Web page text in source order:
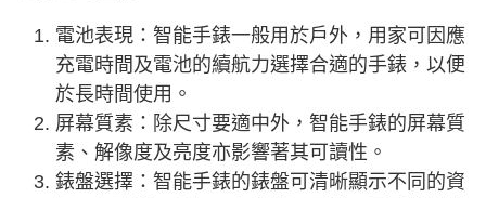
電池表現：智能手錶一般用於戶外，用家可因應
充電時間及電池的續航力選擇合適的手錶，以便
於長時間使用。
屏幕質素：除尺寸要適中外，智能手錶的屏幕質
素、解像度及亮度亦影響著其可讀性。
錶盤選擇：智能手錶的錶盤可清晰顯示不同的資